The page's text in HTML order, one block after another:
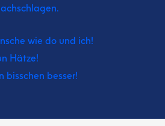
wie do und ich!
Hätze!
bisschen besser!